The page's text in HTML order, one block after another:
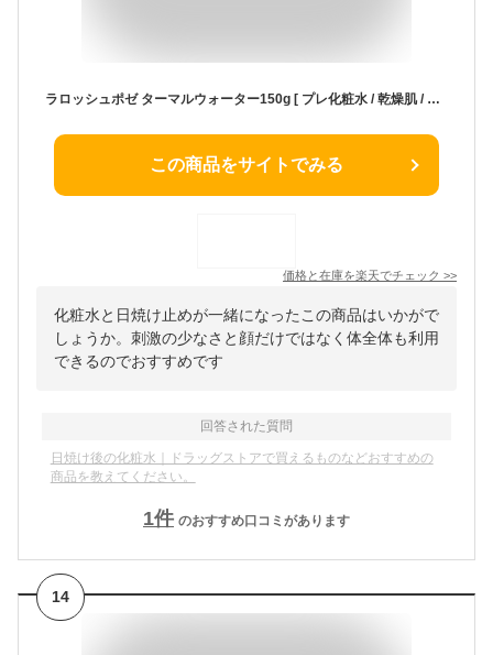
ラロッシュポゼ ターマルウォーター150g [ プレ化粧水 / 乾燥肌 / 敏感肌 / 日焼け後 ]正規品【大好評】
この商品をサイトでみる
価格と在庫を楽天でチェック >>
化粧水と日焼け止めが一緒になったこの商品はいかがで
しょうか。刺激の少なさと顔だけではなく体全体も利用
できるのでおすすめです
回答された質問
日焼け後の化粧水｜ドラッグストアで買えるものなどおすすめの
商品を教えてください。
1件 のおすすめ口コミがあります
14